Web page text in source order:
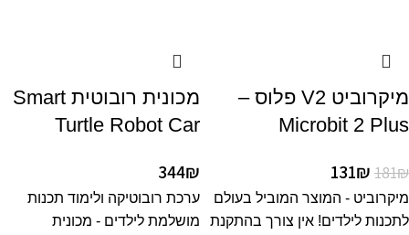
מיקרוביט V2 פלוס –
Microbit 2 Plus
181₪
131₪
מיקרוביט - המוצר המוביל בעולם
לתכנות לילדים! אין צורך בהתקנת
מכונית רובוטית Smart
Turtle Robot Car
344₪
ערכת רובוטיקה ולימוד תכנות
מושלמת לילדים - מכונית